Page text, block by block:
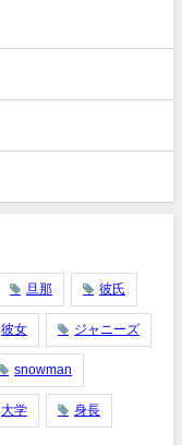
旦那 彼氏
彼女 ジャニーズ
snowman
大学 身長